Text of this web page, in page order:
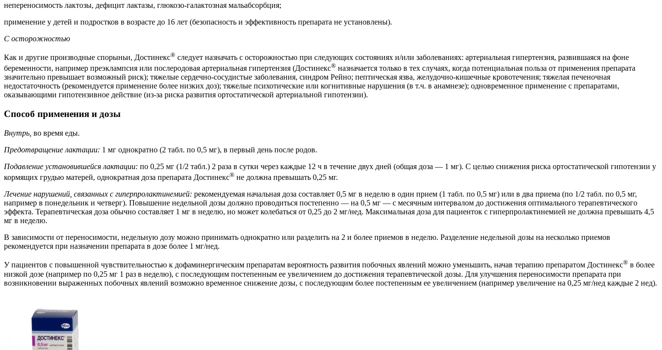
непереносимость лактозы, дефицит лактазы, глюкозо-галактозная мальабсорбция;
применение у детей и подростков в возрасте до 16 лет (безопасность и эффективность препарата не установлены).
С осторожностью
Как и другие производные спорыньи, Достинекс® следует назначать с осторожностью при следующих состояниях и/или заболеваниях: артериальная гипертензия, развившаяся на фоне
беременности, например преэклампсия или послеродовая артериальная гипертензия (Достинекс® назначается только в тех случаях, когда потенциальная польза от применения препарата
значительно превышает возможный риск); тяжелые сердечно-сосудистые заболевания, синдром Рейно; пептическая язва, желудочно-кишечные кровотечения; тяжелая печеночная
недостаточность (рекомендуется применение более низких доз); тяжелые психотические или когнитивные нарушения (в т.ч. в анамнезе); одновременное применение с препаратами,
оказывающими гипотензивное действие (из-за риска развития ортостатической артериальной гипотензии).
Способ применения и дозы
Внутрь, во время еды.
Предотвращение лактации: 1 мг однократно (2 табл. по 0,5 мг), в первый день после родов.
Подавление установившейся лактации: по 0,25 мг (1/2 табл.) 2 раза в сутки через каждые 12 ч в течение двух дней (общая доза — 1 мг). С целью снижения риска ортостатической гипотензии у
кормящих грудью матерей, однократная доза препарата Достинекс® не должна превышать 0,25 мг.
Лечение нарушений, связанных с гиперпролактинемией: рекомендуемая начальная доза составляет 0,5 мг в неделю в один прием (1 табл. по 0,5 мг) или в два приема (по 1/2 табл. по 0,5 мг,
например в понедельник и четверг). Повышение недельной дозы должно проводиться постепенно — на 0,5 мг — с месячным интервалом до достижения оптимального терапевтического
эффекта. Терапевтическая доза обычно составляет 1 мг в неделю, но может колебаться от 0,25 до 2 мг/нед. Максимальная доза для пациенток с гиперпролактинемией не должна превышать 4,5
мг в неделю.
В зависимости от переносимости, недельную дозу можно принимать однократно или разделить на 2 и более приемов в неделю. Разделение недельной дозы на несколько приемов
рекомендуется при назначении препарата в дозе более 1 мг/нед.
У пациентов с повышенной чувствительностью к дофаминергическим препаратам вероятность развития побочных явлений можно уменьшить, начав терапию препаратом Достинекс® в более
низкой дозе (например по 0,25 мг 1 раз в неделю), с последующим постепенным ее увеличением до достижения терапевтической дозы. Для улучшения переносимости препарата при
возникновении выраженных побочных явлений возможно временное снижение дозы, с последующим более постепенным ее увеличением (например увеличение на 0,25 мг/нед каждые 2 нед).